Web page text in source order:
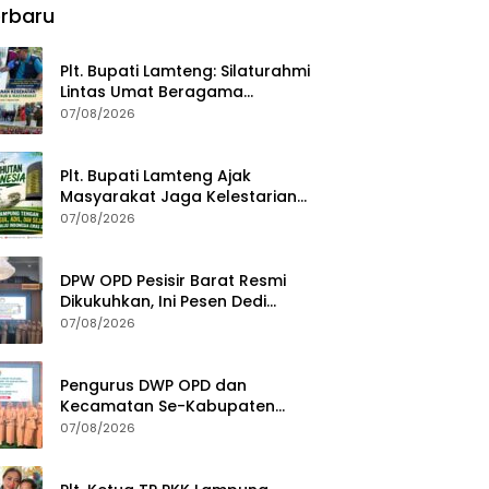
Fondasi Menuju Indonesia
Plt. Bupati Lamteng: Silaturahmi
Lintas Umat Beragama
Menjaga Kondusivitas Daerah
07/08/2026
Plt. Bupati Lamteng Ajak
Masyarakat Jaga Kelestarian
Alam pada Peringatan Hari
07/08/2026
DPW OPD Pesisir Barat Resmi
Dikukuhkan, Ini Pesen Dedi
Irawan
07/08/2026
Pengurus DWP OPD dan
Kecamatan Se-Kabupaten
Pesisir Barat Resmi Dikukuhkan
07/08/2026